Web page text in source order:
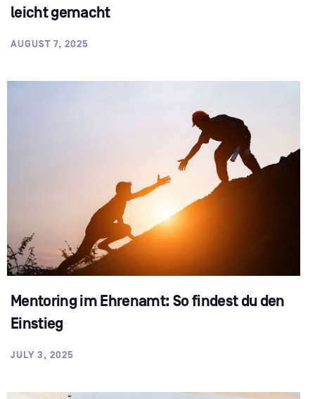
leicht gemacht
AUGUST 7, 2025
Mentoring im Ehrenamt: So findest du den
Einstieg
JULY 3, 2025